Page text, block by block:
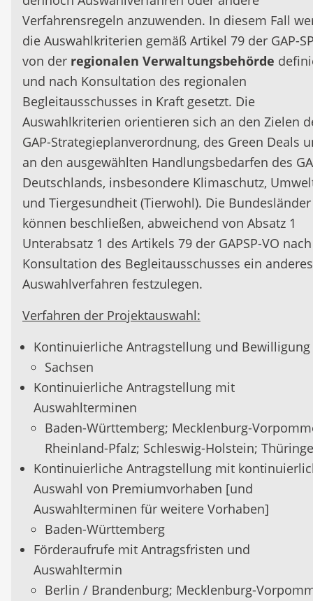
geschützte Arten und Lebensräume
Vorbereitung von Maßnahmen (z. B.
Machbarkeitsstudien), insbesondere im
auf die Verfügbarkeit von Flächen und die
Akzeptanz in der Bevölkerung sowie die
Herstellung von Genehmigungsunterlagen
die Vorbereitung von Förderanträgen
Sachleistungen
Spezifische Fördervoraussetzungen:
Die Investitionen müssen die
Art. 73 Abs. 2 der GAP-SP-VO erfüllen. Von der
Förderung ausgeschlossen sind Investitionen /
Fördertatbestände, die in dem nach Art. 73
der GAP-SP-VO zu erstellendem Verzeichnis
förderfähiger Investitionen und
Allgemeinen Teil Kapitel 4.7.1 des GAP-SP). Es
findet jeweils das Verzeichnis Anwendung,
Zeitpunkt des jeweiligen Förderaufrufes gilt.
Spezifische Förderverpflichtungen:
Die Publizitätspflichten sind zu beachten.
Ausgleichs- und Ersatzmaßnahmen
Verfahrensregeln anzuwenden. In diesem Fall
die Auswahlkriterien gemäß Artikel 79 der GAP-
von der regionalen Verwaltungsbehörde
und nach Konsultation des regionalen
Begleitausschusses in Kraft gesetzt. Die
Auswahlkriterien orientieren sich an den Zielen
GAP-Strategieplanverordnung, des Green Deals
an den ausgewählten Handlungsbedarfen des
Deutschlands, insbesondere Klimaschutz,
und Tiergesundheit (Tierwohl). Die Bundesländer
können beschließen, abweichend von Absatz 1
Unterabsatz 1 des Artikels 79 der GAPSP-VO nach
Konsultation des Begleitausschusses ein anderes
Auswahlverfahren festzulegen.
Verfahren der Projektauswahl:
Kontinuierliche Antragstellung und Bewilligung
Sachsen
Kontinuierliche Antragstellung mit
Auswahlterminen
Baden-Württemberg; Mecklenburg-
Rheinland-Pfalz; Schleswig-Holstein;
Kontinuierliche Antragstellung mit
Auswahl von Premiumvorhaben [und
Auswahlterminen für weitere Vorhaben]
Baden-Württemberg
Förderaufrufe mit Antragsfristen und
Auswahltermin
Berlin / Brandenburg; Mecklenburg-